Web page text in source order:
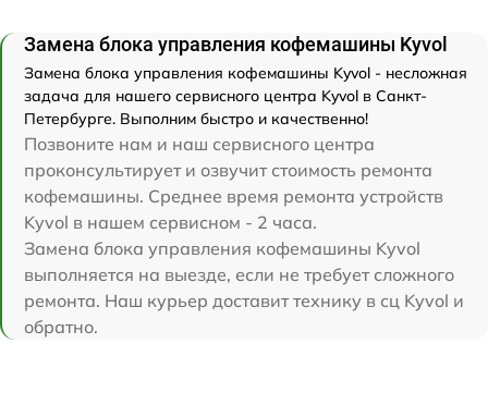
Замена блока управления кофемашины Kyvol
Замена блока управления кофемашины Kyvol - несложная
задача для нашего сервисного центра Kyvol в Санкт-
Петербурге. Выполним быстро и качественно!
Позвоните нам и наш сервисного центра
проконсультирует и озвучит стоимость ремонта
кофемашины. Среднее время ремонта устройств
Kyvol в нашем сервисном - 2 часа.
Замена блока управления кофемашины Kyvol
выполняется на выезде, если не требует сложного
ремонта. Наш курьер доставит технику в сц Kyvol и
обратно.